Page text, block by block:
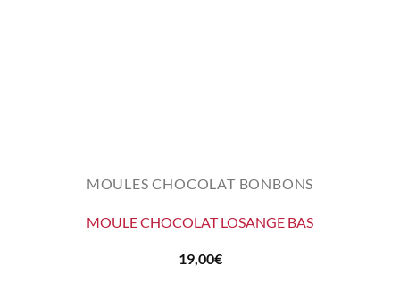
MOULES CHOCOLAT BONBONS
MOULE CHOCOLAT LOSANGE BAS
19,00€